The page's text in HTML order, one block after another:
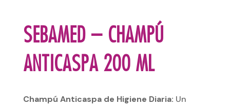
SEBAMED – CHAMPÚ
ANTICASPA 200 ML
Champú Anticaspa de Higiene Diaria: Un